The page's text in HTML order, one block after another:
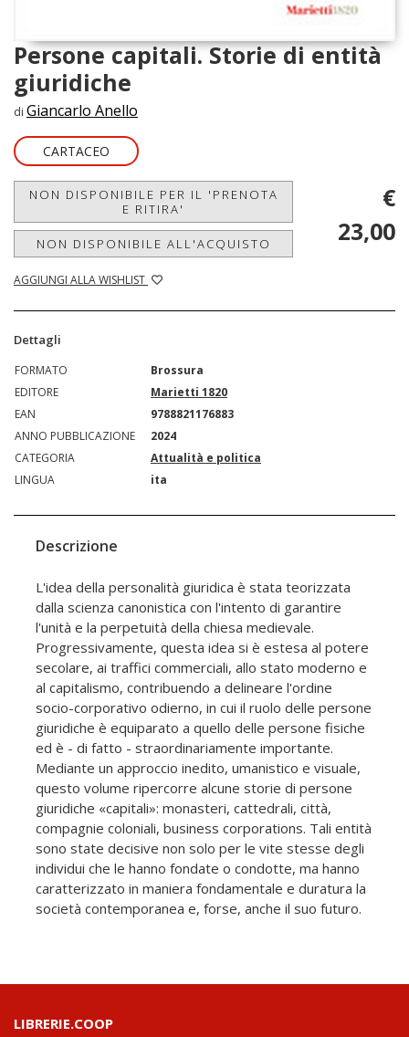
Persone capitali. Storie di entità
giuridiche
di Giancarlo Anello
CARTACEO
NON DISPONIBILE PER IL 'PRENOTA
E RITIRA'
NON DISPONIBILE ALL'ACQUISTO
AGGIUNGI ALLA WISHLIST
€
23,00
Dettagli
FORMATO
Brossura
EDITORE
Marietti 1820
EAN
9788821176883
ANNO PUBBLICAZIONE
2024
CATEGORIA
Attualità e politica
LINGUA
ita
Descrizione
L'idea della personalità giuridica è stata teorizzata
dalla scienza canonistica con l'intento di garantire
l'unità e la perpetuità della chiesa medievale.
Progressivamente, questa idea si è estesa al potere
secolare, ai traffici commerciali, allo stato moderno e
al capitalismo, contribuendo a delineare l'ordine
socio-corporativo odierno, in cui il ruolo delle persone
giuridiche è equiparato a quello delle persone fisiche
ed è - di fatto - straordinariamente importante.
Mediante un approccio inedito, umanistico e visuale,
questo volume ripercorre alcune storie di persone
giuridiche «capitali»: monasteri, cattedrali, città,
compagnie coloniali, business corporations. Tali entità
sono state decisive non solo per le vite stesse degli
individui che le hanno fondate o condotte, ma hanno
caratterizzato in maniera fondamentale e duratura la
società contemporanea e, forse, anche il suo futuro.
LIBRERIE.COOP